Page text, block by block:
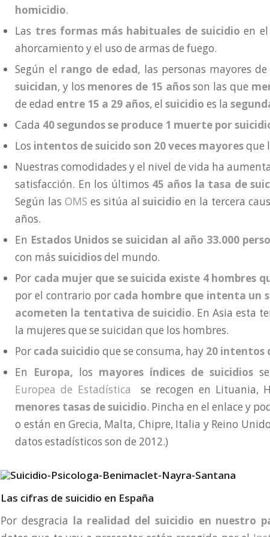
homicidio.
Las tres formas más habituales de suicidio en
ahorcamiento y el uso de armas de fuego.
Según el rango de edad, las personas mayores de
suicidan, y los menores de 15 añosson las que
de edad entre 15 a 29 años, elsuicidio es la
Cada 40 segundos se produce 1 muerte por
Los intentos de suicido son 20 veces mayoresque
Nuestras comodidades y el nivel de vida ha
satisfacción. En los últimos 45 años la tasa de
Según las OMS es sitúa alsuicidio en la tercera
años.
En Estados Unidos se suicidan al año 33.000
con mássuicidiosdel mundo.
Por cada mujer que se suicida existe 4 hombres
por el contrario por cada hombre que intenta un
acometen la tentativa de suicidio. En Asia esta
la mujeres que se suicidan que los hombres.
Por cada suicidio que se consuma, hay 20 intentos
En Europa, los mayores índices de suicidios
Europea de Estadística
se recogen en Lituania,
menores tasas de suicidio. Pincha en el enlace y
o están en Grecia, Malta, Chipre, Italia y Reino
datos estadísticos son de 2012.)
Las cifras de suicidio en España
Por desgracia la realidad del suicidio en nuestro